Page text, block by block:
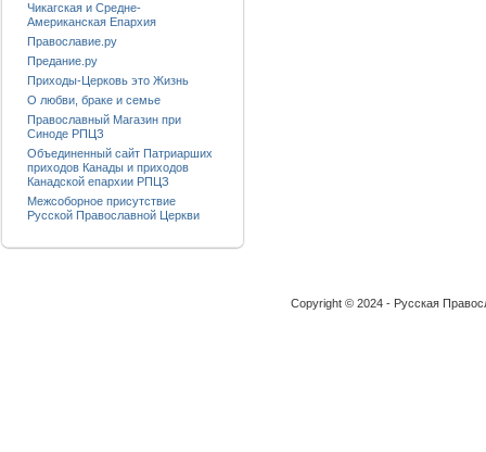
Чикагская и Средне-
Американская Епархия
Православие.ру
Предание.ру
Приходы-Церковь это Жизнь
О любви, браке и семье
Православный Магазин при
Синоде РПЦЗ
Объединенный сайт Патриарших
приходов Канады и приходов
Канадской епархии РПЦЗ
Межсоборное присутствие
Русской Православной Церкви
Copyright © 2024 - Русская